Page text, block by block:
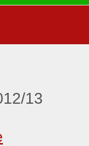
13